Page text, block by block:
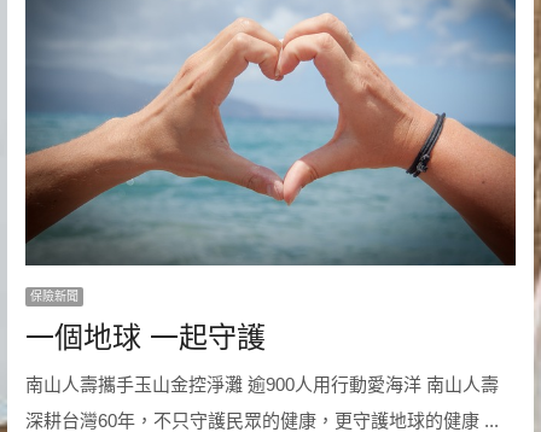
保險新聞
一個地球 一起守護
南山人壽攜手玉山金控淨灘 逾900人用行動愛海洋 南山人壽
深耕台灣60年，不只守護民眾的健康，更守護地球的健康 ...